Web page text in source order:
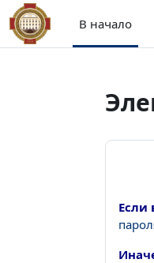
Перейти к основному
В начало
Если